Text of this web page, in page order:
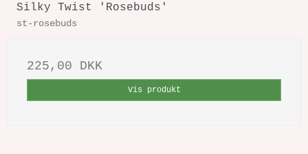
Silky Twist 'Rosebuds'
st-rosebuds
225,00 DKK
Vis produkt